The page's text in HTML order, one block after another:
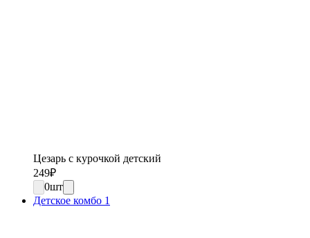
Цезарь с курочкой детский
249₽
0шт
Детское комбо 1